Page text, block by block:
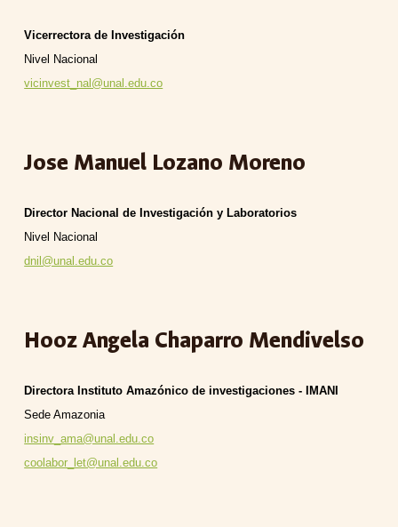
Vicerrectora de Investigación
Nivel Nacional
vicinvest_nal@unal.edu.co
Jose Manuel Lozano Moreno
Director Nacional de Investigación y Laboratorios
Nivel Nacional
dnil@unal.edu.co
Hooz Angela Chaparro Mendivelso
Directora Instituto Amazónico de investigaciones - IMANI
Sede Amazonia
insinv_ama@unal.edu.co
coolabor_let@unal.edu.co